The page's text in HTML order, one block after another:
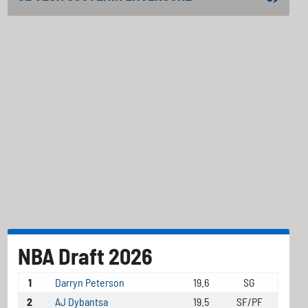
NBA Draft 2026
1 Darryn Peterson 19.6
SG
2
AJ Dybantsa 19.5
SF/PF